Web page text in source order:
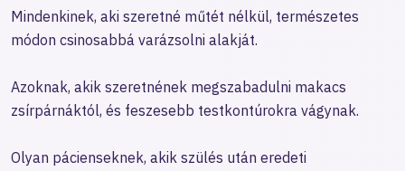
Mindenkinek, aki szeretné műtét nélkül, természetes
módon csinosabbá varázsolni alakját.
Azoknak, akik szeretnének megszabadulni makacs
zsírpárnáktól, és feszesebb testkontúrokra vágynak.
Olyan pácienseknek, akik szülés után eredeti